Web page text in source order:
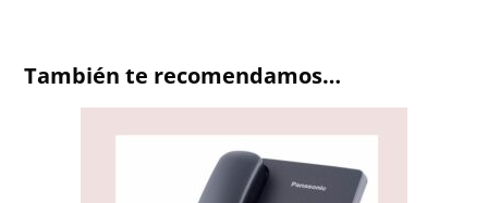
También te recomendamos…